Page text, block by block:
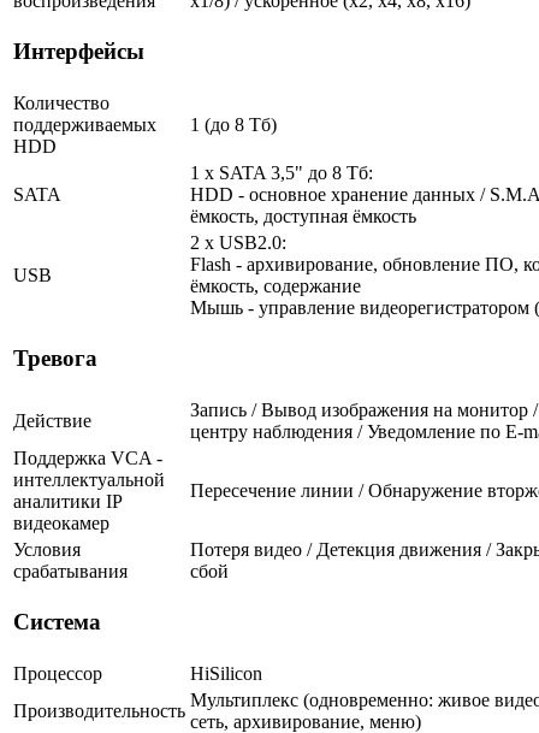
Интерфейсы
Количество
поддерживаемых
HDD
1 (до 8 Тб)
SATA
1 x SATA 3,5" до 8 Тб:
HDD - основное хранение данных /
ёмкость, доступная ёмкость
USB
2 x USB2.0:
Flash - архивирование, обновление ПО,
ёмкость, содержание
Мышь - управление видеорегистратором
Тревога
Действие
Запись / Вывод изображения на монитор
центру наблюдения / Уведомление по E-
Поддержка VCA -
интеллектуальной
аналитики IP
видеокамер
Пересечение линии / Обнаружение
Условия
срабатывания
Потеря видео / Детекция движения /
сбой
Система
Процессор
HiSilicon
Производительность
Мультиплекс (одновременно: живое
сеть, архивирование, меню)